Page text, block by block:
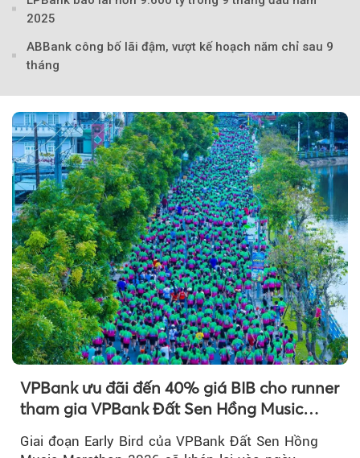
2025
ABBank công bố lãi đậm, vượt kế hoạch năm chỉ sau 9
tháng
VPBank ưu đãi đến 40% giá BIB cho runner
tham gia VPBank Đất Sen Hồng Music
Giai đoạn Early Bird của VPBank Đất Sen Hồng